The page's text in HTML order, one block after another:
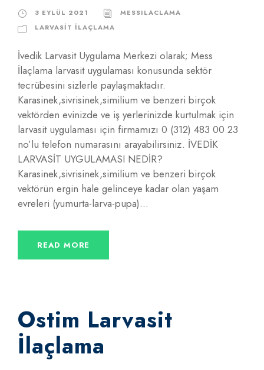
3 EYLÜL 2021
MESSILACLAMA
LARVASIT İLAÇLAMA
İvedik Larvasit Uygulama Merkezi olarak; Mess
İlaçlama larvasit uygulaması konusunda sektör
tecrübesini sizlerle paylaşmaktadır.
Karasinek,sivrisinek,similium ve benzeri birçok
vektörden evinizde ve iş yerlerinizde kurtulmak için
larvasit uygulaması için firmamızı 0 (312) 483 00 23
no’lu telefon numarasını arayabilirsiniz. İVEDİK
LARVASİT UYGULAMASI NEDİR?
Karasinek,sivrisinek,similium ve benzeri birçok
vektörün ergin hale gelinceye kadar olan yaşam
evreleri (yumurta-larva-pupa)...
READ MORE
Ostim Larvasit
İlaçlama